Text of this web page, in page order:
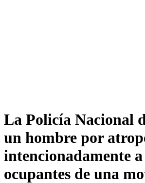
La Policía Nacional
un hombre por
intencionadamente a
ocupantes de una